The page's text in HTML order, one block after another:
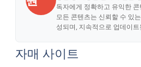
독자에게 정확하고 유익한
모든 콘텐츠는 신뢰할 수 있
성되며, 지속적으로 업데이트
자매 사이트